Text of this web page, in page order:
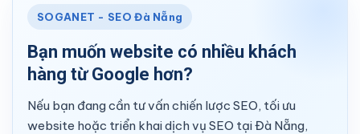
SOGANET - SEO Đà Nẵng
Bạn muốn website có nhiều khách
hàng từ Google hơn?
Nếu bạn đang cần tư vấn chiến lược SEO, tối ưu
website hoặc triển khai dịch vụ SEO tại Đà Nẵng,